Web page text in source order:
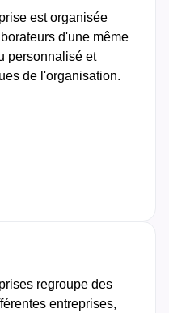
est organisée
d'une même
personnalisé et
de l'organisation.
regroupe des
entreprises,